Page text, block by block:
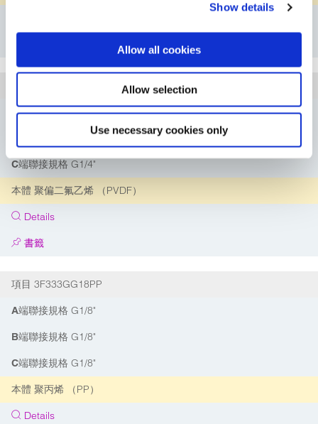
Show details
Allow all cookies
Allow selection
Use necessary cookies only
A端聯接規格G1/4"
G1/4"
C端聯接規格 G1/4"
本體 聚偏二氟乙烯 （PVDF）
Details
書籤
項目 3F333GG18PP
A端聯接規格 G1/8"
B端聯接規格 G1/8"
C端聯接規格 G1/8"
本體 聚丙烯 （PP）
Details